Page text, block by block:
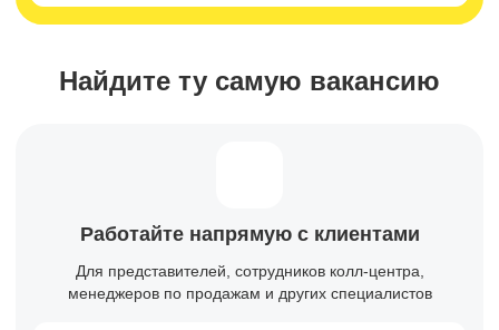
Найдите ту самую вакансию
Работайте напрямую с клиентами
Для представителей, сотрудников колл-центра,
менеджеров по продажам и других специалистов